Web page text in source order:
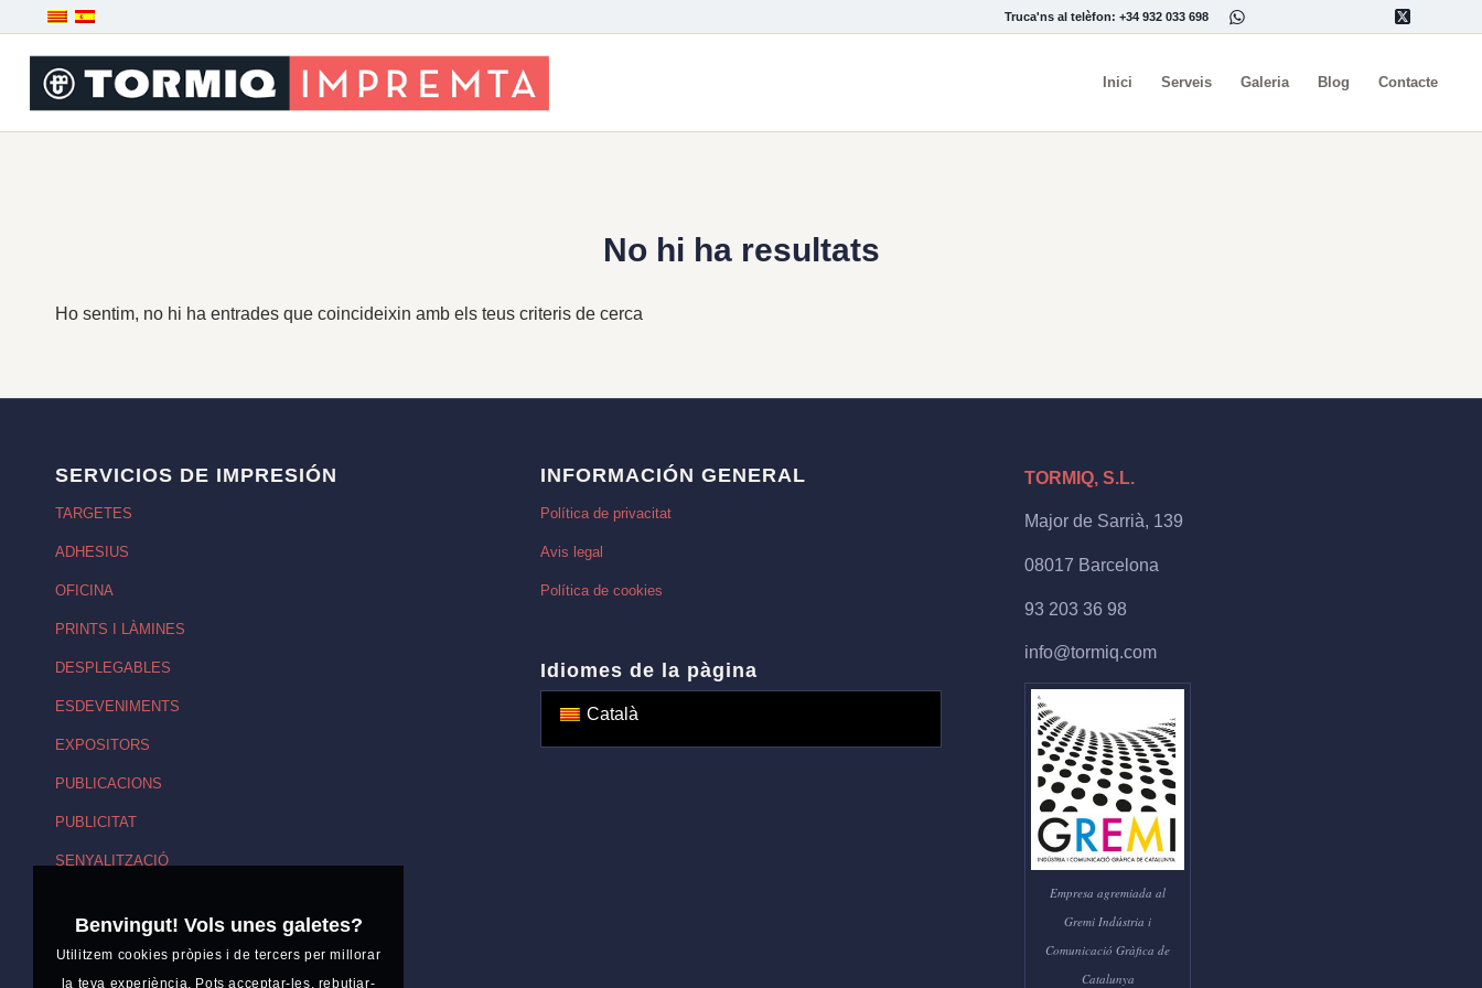
Truca'ns al telèfon: +34 932 033 698
Inici Serveis Galeria Blog Contacte
No hi ha resultats
Ho sentim, no hi ha entrades que coincideixin amb els teus criteris de cerca
SERVICIOS DE IMPRESIÓN
TARGETES
ADHESIUS
OFICINA
PRINTS I LÀMINES
DESPLEGABLES
ESDEVENIMENTS
EXPOSITORS
PUBLICACIONS
PUBLICITAT
SENYALITZACIÓ
INFORMACIÓN GENERAL
Política de privacitat
Avis legal
Política de cookies
Idiomes de la pàgina
Català
TORMIQ, S.L.
Major de Sarrià, 139
08017 Barcelona
93 203 36 98
info@tormiq.com
Empresa agremiada al
Gremi Indústria i
Comunicació Gràfica de
Catalunya
Benvingut! Vols unes galetes?
Utilitzem cookies pròpies i de tercers per millorar
la teva experiència. Pots acceptar-les, rebutjar-